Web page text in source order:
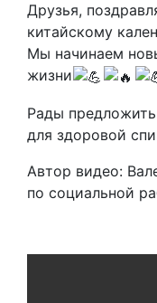
Друзья,
китайскому
Мы начинаем
жизни
Рады
для здоровой
Автор видео:
по социальной